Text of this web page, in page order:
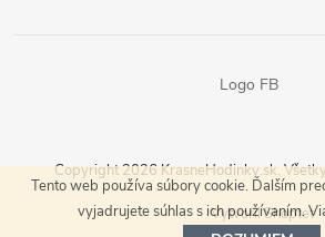
Tento web používa súbory cookie. Ďalším
vyjadrujete súhlas s ich používaním.
Logo FB
Vytvoril Shoptet
Copyright 2026 KrasneHodinky.sk.